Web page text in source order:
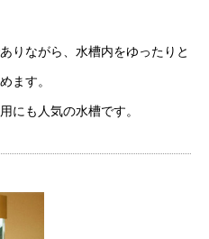
りながら、水槽内をゆったりと
ます。
にも人気の水槽です。